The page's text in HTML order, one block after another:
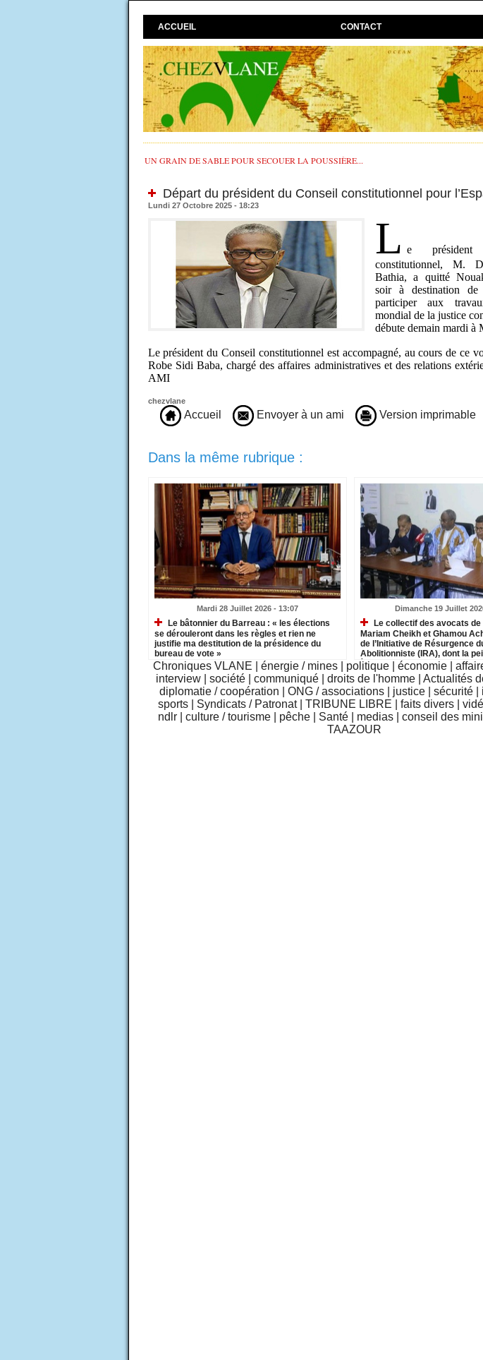
ACCUEIL CONTACT
UN GRAIN DE SABLE POUR SECOUER LA POUSSIÈRE...
Départ du président du Conseil constitutionnel pour
Lundi 27 Octobre 2025 - 18:23
L e
constitutionnel, M.
Bathia, a quitté
soir à destination de
participer aux
mondial de la justice
débute demain mardi à
Le président du Conseil constitutionnel est accompagné, au cours de ce
Robe Sidi Baba, chargé des affaires administratives et des relations
AMI
chezvlane
Accueil Envoyer à un ami Version imprimable
Dans la même rubrique :
Mardi 28 Juillet 2026 - 13:07
Le bâtonnier du Barreau : « les élections
se dérouleront dans les règles et rien ne
justifie ma destitution de la présidence du
bureau de vote »
Dimanche 19 Juillet
Le collectif des avocats de
Mariam Cheikh et Ghamou
de l’Initiative de Résurgence
Abolitionniste (IRA), dont la
à deux ans de prison en
perte des droits civiques su
Chroniques VLANE énergie / mines politique économie
interview
société communiqué droits de l'homme Actualités
diplomatie / coopération
ONG / associations justice sécurité
sports
Syndicats / Patronat TRIBUNE LIBRE faits divers
ndlr
culture / tourisme pêche Santé medias conseil des
TAAZOUR